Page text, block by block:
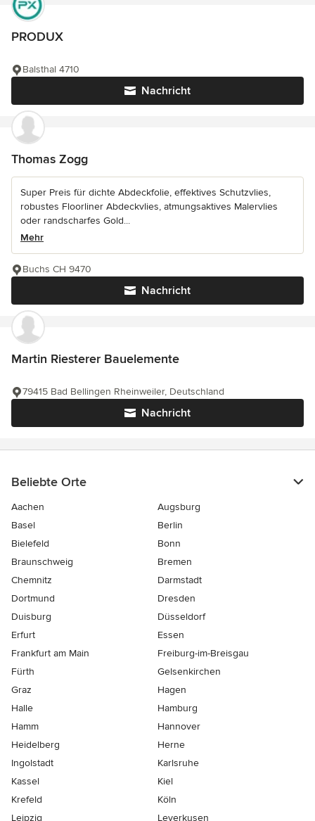
PRODUX
Nachricht
Balsthal 4710
Thomas Zogg
Super Preis für dichte Abdeckfolie, effektives Schutzvlies,
robustes Floorliner Abdeckvlies, atmungsaktives Malervlies
oder randscharfes Gold...
Mehr
Nachricht
Buchs CH 9470
Martin Riesterer Bauelemente
Nachricht
79415 Bad Bellingen Rheinweiler, Deutschland
Beliebte Orte
Aachen
Augsburg
Basel
Berlin
Bielefeld
Bonn
Braunschweig
Bremen
Chemnitz
Darmstadt
Dortmund
Dresden
Duisburg
Düsseldorf
Erfurt
Essen
Frankfurt am Main
Freiburg-im-Breisgau
Fürth
Gelsenkirchen
Graz
Hagen
Halle
Hamburg
Hamm
Hannover
Heidelberg
Herne
Ingolstadt
Karlsruhe
Kassel
Kiel
Krefeld
Köln
Leipzig
Leverkusen